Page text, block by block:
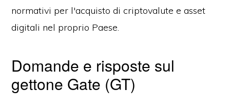
normativi per l'acquisto di criptovalute e asset
digitali nel proprio Paese.
Domande e risposte sul
gettone Gate (GT)